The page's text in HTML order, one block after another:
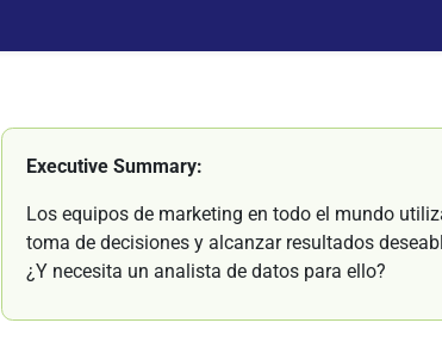
Executive Summary:
Los equipos de marketing en todo el mundo
toma de decisiones y alcanzar resultados
¿Y necesita un analista de datos para ello?